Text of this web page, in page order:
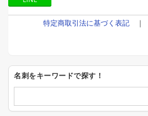
特定商取引法に基づく表記
名刺をキーワードで探す！